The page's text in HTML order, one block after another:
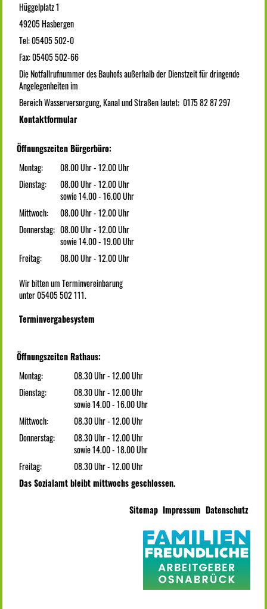
Hüggelplatz 1
49205 Hasbergen
Tel: 05405 502-0
Fax: 05405 502-66
Die Notfallrufnummer des Bauhofs außerhalb der Dienstzeit für dringende
Angelegenheiten im
Bereich Wasserversorgung, Kanal und Straßen lautet: 0175 82 87 297
Kontaktformular
Öffnungszeiten Bürgerbüro:
Montag:
08.00 Uhr - 12.00 Uhr
Dienstag:
08.00 Uhr - 12.00 Uhr
sowie 14.00 - 16.00 Uhr
Mittwoch:
08.00 Uhr - 12.00 Uhr
Donnerstag: 08.00 Uhr - 12.00 Uhr
sowie 14.00 - 19.00 Uhr
Freitag:
08.00 Uhr - 12.00 Uhr
Wir bitten um Terminvereinbarung
unter 05405 502 111.
Terminvergabesystem
Öffnungszeiten Rathaus:
Montag:
08.30 Uhr - 12.00 Uhr
Dienstag:
08.30 Uhr - 12.00 Uhr
sowie 14.00 - 16.00 Uhr
Mittwoch:
08.30 Uhr - 12.00 Uhr
Donnerstag:
08.30 Uhr - 12.00 Uhr
sowie 14.00 - 18.00 Uhr
Freitag:
08.30 Uhr - 12.00 Uhr
Das Sozialamt bleibt mittwochs geschlossen.
Sitemap Impressum Datenschutz